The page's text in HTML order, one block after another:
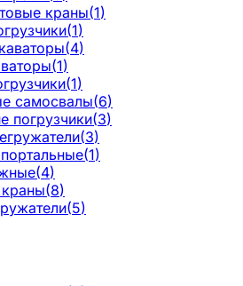
краны(1)
(1)
(4)
(1)
(1)
самосвалы(6)
погрузчики(3)
(3)
(1)
(4)
(8)
(5)